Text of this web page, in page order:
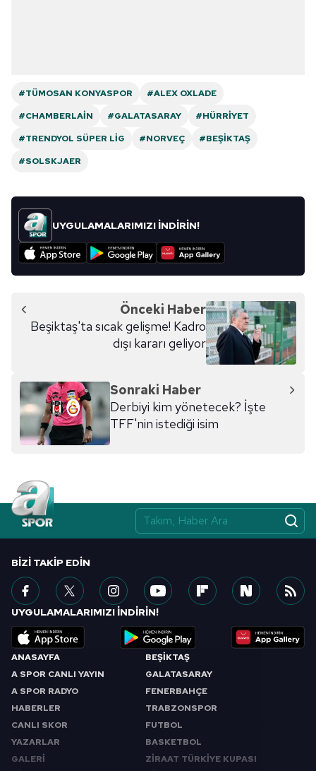
#TÜMOSAN KONYASPOR
#ALEX OXLADE
#CHAMBERLAIN
#GALATASARAY
#HÜRRIYET
#TRENDYOL SÜPER LIG
#NORVEÇ
#BEŞIKTAŞ
#SOLSKJAER
UYGULAMALARIMIZI İNDİRİN!
Önceki Haber
Beşiktaş'ta sıcak gelişme! Kadro
dışı kararı geliyor
Sonraki Haber
Derbiyi kim yönetecek? İşte
TFF'nin istediği isim
ANASAYFA
A SPOR CANLI YAYIN
A SPOR RADYO
HABERLER
CANLI SKOR
YAZARLAR
GALERİ
BEŞİKTAŞ
GALATASARAY
FENERBAHÇE
TRABZONSPOR
FUTBOL
BASKETBOL
ZİRAAT TÜRKİYE KUPASI
BIZI TAKIP EDIN
UYGULAMALARIMIZI İNDİRİN!